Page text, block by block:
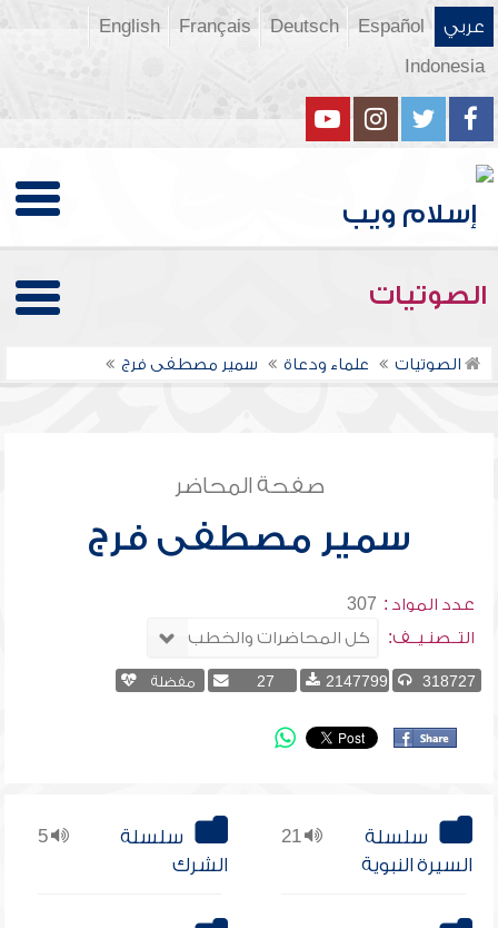
عربي Español
Deutsch
Français
English
Indonesia
الصوتيات
الصوتيات علماء ودعاة سمير مصطفى فرج
صفحة المحاضر
سمير مصطفى فرج
عدد المواد : 307
التــصنـيــف:
318727
2147799
27 مفضلة
21
سلسلة
السيرة النبوية
5
سلسلة
الشرك